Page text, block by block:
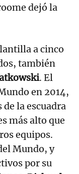
dejó la
a cinco
también
. El
en 2014,
la escuadra
más alto que
equipos.
Mundo, y
por su